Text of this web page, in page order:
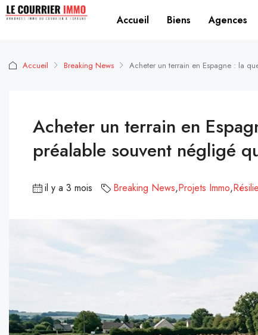
Accueil Biens Agences
Accueil Breaking News Acheter un terrain en Espagne : la
Acheter un terrain en
préalable souvent négligé
il y a 3 mois Breaking News,Projets Immo,